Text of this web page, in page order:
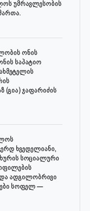
უმრავლესობის
ონის
საპატიო
(გია) ჯაფარიძის
ხვედელიანი,
სოციალური
და ადგილობრივი
სოფელ —